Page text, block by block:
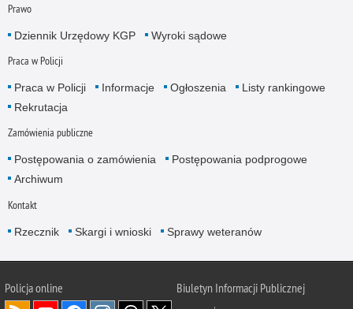
Prawo
Dziennik Urzędowy KGP Wyroki sądowe
Praca w Policji
Praca w Policji Informacje Ogłoszenia
Listy rankingowe
Rekrutacja
Zamówienia publiczne
Postępowania o zamówienia
Postępowania podprogowe
Archiwum
Kontakt
Rzecznik Skargi i wnioski Sprawy weteranów
Policjaonline
Biuletyn Informacji Publicznej